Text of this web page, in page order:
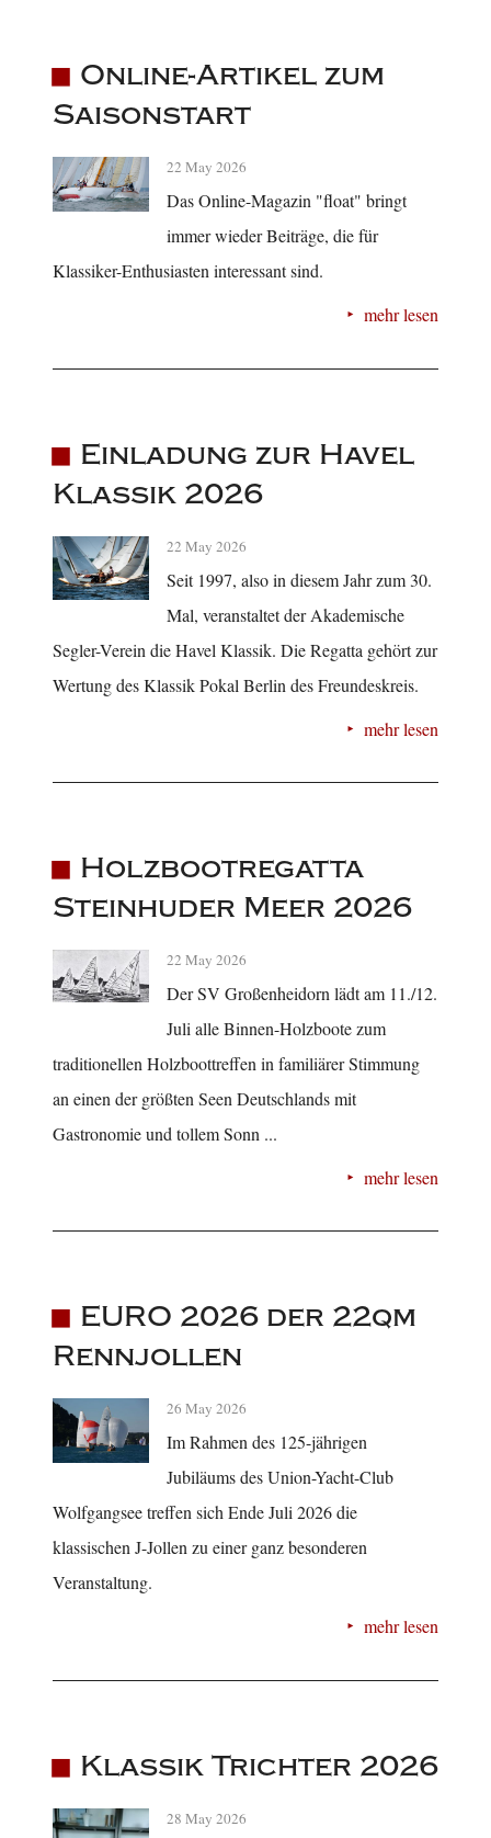
Online-Artikel zum
Saisonstart
22 May 2026
Das Online-Magazin "float" bringt
immer wieder Beiträge, die für
Klassiker-Enthusiasten interessant sind.
mehr lesen
Einladung zur Havel
Klassik 2026
22 May 2026
Seit 1997, also in diesem Jahr zum 30.
Mal, veranstaltet der Akademische
Segler-Verein die Havel Klassik. Die Regatta gehört zur
Wertung des Klassik Pokal Berlin des Freundeskreis.
mehr lesen
Holzbootregatta
Steinhuder Meer 2026
22 May 2026
Der SV Großenheidorn lädt am 11./12.
Juli alle Binnen-Holzboote zum
traditionellen Holzboottreffen in familiärer Stimmung
an einen der größten Seen Deutschlands mit
Gastronomie und tollem Sonn ...
mehr lesen
EURO 2026 der 22qm
Rennjollen
26 May 2026
Im Rahmen des 125-jährigen
Jubiläums des Union-Yacht-Club
Wolfgangsee treffen sich Ende Juli 2026 die
klassischen J-Jollen zu einer ganz besonderen
Veranstaltung.
mehr lesen
Klassik Trichter 2026
28 May 2026